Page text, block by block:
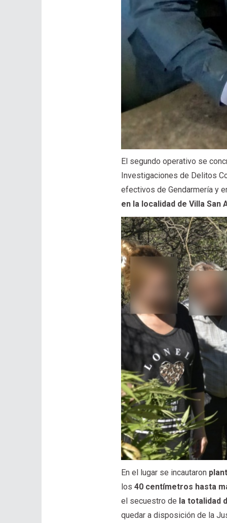
El segundo operativo se
Investigaciones de Delitos
efectivos de Gendarmería y
en la localidad de Villa
En el lugar se incautaron
los40 centímetros hasta
el secuestro de la totalidad
quedar a disposición de la